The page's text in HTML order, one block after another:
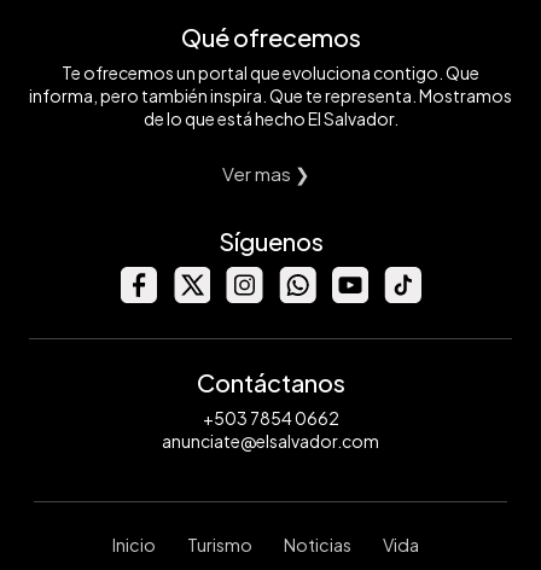
Qué ofrecemos
Te ofrecemos un portal que evoluciona contigo. Que
informa, pero también inspira. Que te representa. Mostramos
de lo que está hecho El Salvador.
Ver mas ❯
Síguenos
Contáctanos
+503 7854 0662
anunciate@elsalvador.com
Inicio Turismo Noticias Vida